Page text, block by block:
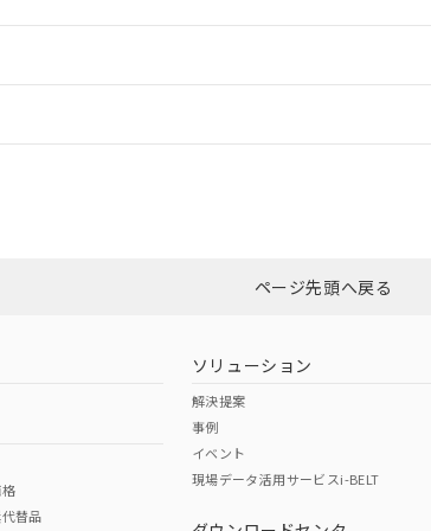
上、n: 18mm以上
ダウンロードはこちら
Cr(VI)
（日本
（アメリカ
ページ先頭へ戻る
替品
ソリューション
解決提案
事例
イベント
現場データ活用サービスi-BELT